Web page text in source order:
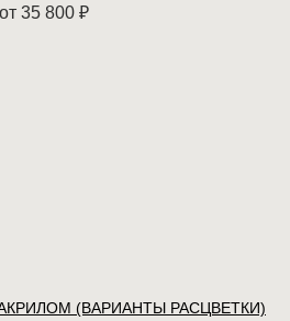
от 35 800 ₽
АКРИЛОМ (ВАРИАНТЫ РАСЦВЕТКИ)